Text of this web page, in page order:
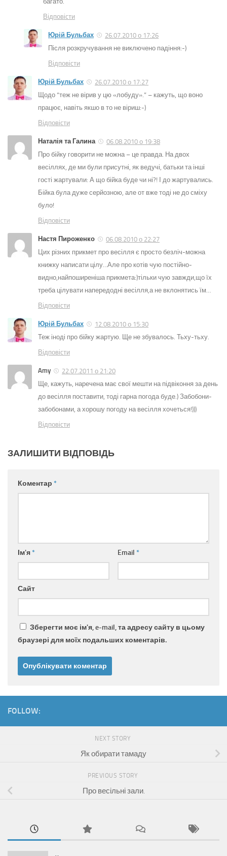
Відповіcти
Юрій Бульбах
26.07.2010 о 17:26
Після розкручування не виключено падіння:-)
Відповіcти
Юрій Бульбах
26.07.2010 о 17:27
Щодо “теж не вірив у цю «лобуду».” – кажуть, що воно
працює, навіть якшо в то не віриш:-)
Відповіcти
Наталія та Галина
06.08.2010 о 19:38
Про бійку говорити не можна – це правда. На двох
весіллях, де ми були присутні, як ведучі, батьки та інші
гості жартували: А що бійка буде чи ні?! І до жартувались.
Бійка була дуже серйозною, але от вже тоді не до сміху
було!
Відповіcти
Настя Пироженко
06.08.2010 о 22:27
Цих різних прикмет про весілля є просто безліч-можна
книжку написати цілу…Але про котів чую постійно-
видно,найпоширеніша прикмета:)тільки чую завжди,що їх
треба цілувати напередодні весілля,а не вклонятись їм…
Відповіcти
Юрій Бульбах
12.08.2010 о 15:30
Теж іноді про бійку жартую. Ще не збувалось. Тьху-тьху.
Відповіcти
Amy
22.07.2011 о 21:20
Ще, кажуть, наречена має свої мешти на підвіконня за день
до весілля поставити, тоді гарна погода буде.) Забобони-
забобонами, а хорошу погоду на весілля хочеться!)))
Відповіcти
ЗАЛИШИТИ ВІДПОВІДЬ
Коментар *
Ім'я* Email *
Сайт
Зберегти моє ім'я, e-mail, та адресу сайту в цьому
браузері для моїх подальших коментарів.
FOLLOW:
NEXT STORY
Як обирати тамаду
PREVIOUS STORY
Про весільні зали.